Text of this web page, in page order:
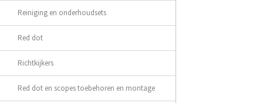
Reiniging en onderhoudsets
Red dot
Richtkijkers
Red dot en scopes toebehoren en montage